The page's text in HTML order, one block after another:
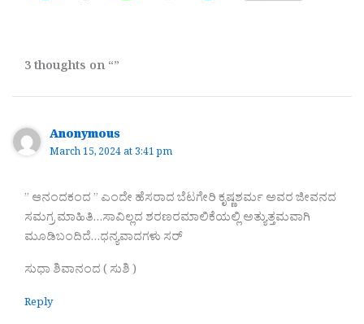
3 thoughts on “”
Anonymous
March 15, 2024 at 3:41 pm
” ಆನಂದಕಂದ ” ಎಂದೇ ಹೆಸರಾದ ಬೆಟಗೇರಿ ಕೃಷ್ಣಶರ್ಮ ಅವರ ಜೀವನದ
ಸಮಗ್ರ ಮಾಹಿತಿ…ಸಾವಿಲ್ಲದ ಶರಣರಮಾಲಿಕೆಯಲ್ಲಿ ಅತ್ಯುತ್ತಮವಾಗಿ
ಮೂಡಿಬಂದಿದೆ…ಧನ್ಯವಾದಗಳು ಸರ್
ಸುಧಾ ಶಿವಾನಂದ ( ಸುಶಿ )
Reply